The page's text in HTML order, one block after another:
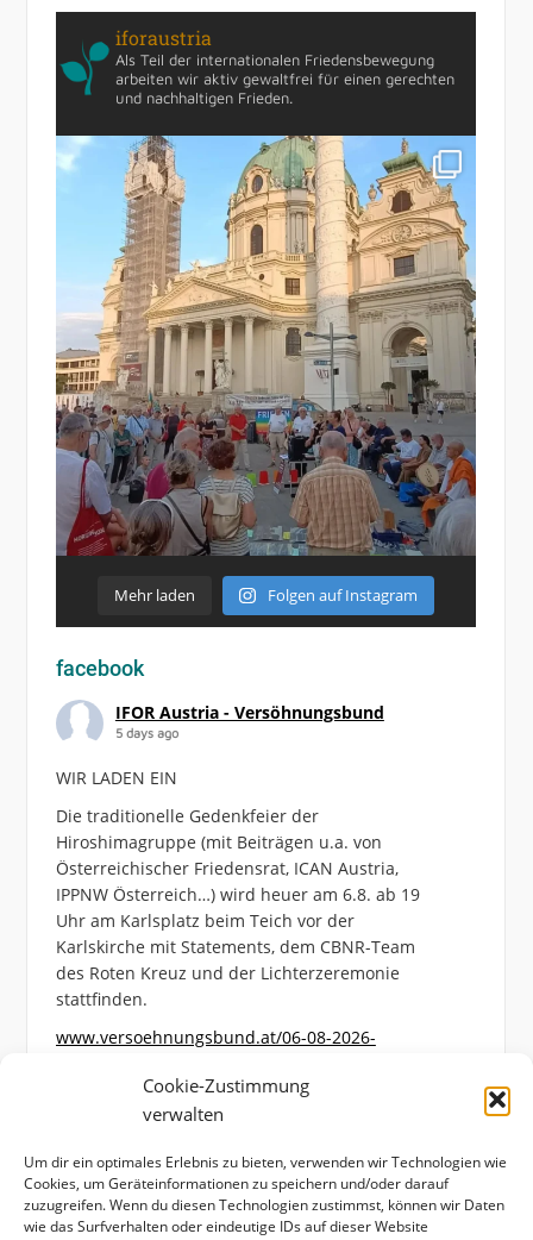
Cookie-Zustimmung
verwalten
Um dir ein optimales Erlebnis zu bieten, verwenden wir Technologien wie
Cookies, um Geräteinformationen zu speichern und/oder darauf
zuzugreifen. Wenn du diesen Technologien zustimmst, können wir Daten
wie das Surfverhalten oder eindeutige IDs auf dieser Website
iforaustria
Als Teil der internationalen Friedensbewegung
arbeiten wir aktiv gewaltfrei für einen gerechten
und nachhaltigen Frieden.
Mehr laden Folgen auf Instagram
facebook
IFOR Austria - Versöhnungsbund
5 days ago
WIR LADEN EIN
Die traditionelle Gedenkfeier der
Hiroshimagruppe (mit Beiträgen u.a. von
Österreichischer Friedensrat, ICAN Austria,
IPPNW Österreich…) wird heuer am 6.8. ab 19
Uhr am Karlsplatz beim Teich vor der
Karlskirche mit Statements, dem CBNR-Team
des Roten Kreuz und der Lichterzeremonie
stattfinden.
www.versoehnungsbund.at/06-08-2026-